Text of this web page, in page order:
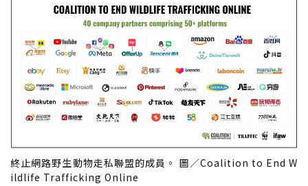
終止網路野生動物走私聯盟的成員。 圖／Coalition to End W
ildlife Trafficking Online